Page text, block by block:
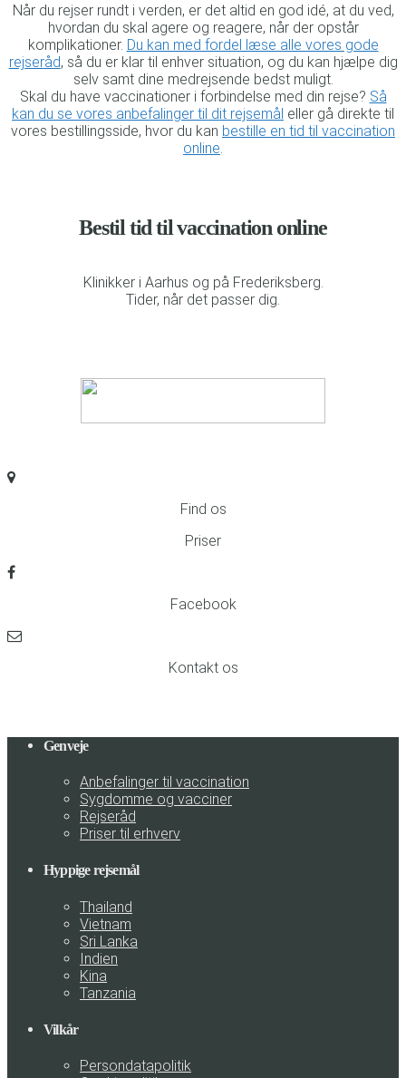
Når du rejser rundt i verden, er det altid en god idé, at du ved,
hvordan du skal agere og reagere, når der opstår
komplikationer. Du kan med fordel læse alle vores gode
rejseråd, så du er klar til enhver situation, og du kan hjælpe dig
selv samt dine medrejsende bedst muligt.
Skal du have vaccinationer i forbindelse med din rejse? Så
kan du se vores anbefalinger til dit rejsemål eller gå direkte til
vores bestillingsside, hvor du kan bestille en tid til vaccination
online
Bestil tid til vaccination online
Klinikker i Aarhus og på Frederiksberg.
Tider, når det passer dig.
Find os
Priser
Facebook
Kontakt os
Genveje
Anbefalinger til vaccination
Sygdomme og vacciner
Rejseråd
Priser til erhverv
Hyppige rejsemål
Thailand
Vietnam
Sri Lanka
Indien
Kina
Tanzania
Vilkår
Persondatapolitik